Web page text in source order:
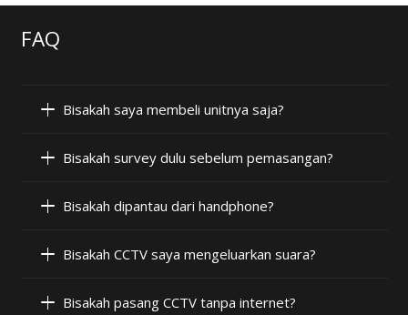
FAQ
Bisakah saya membeli unitnya saja?
Bisakah survey dulu sebelum pemasangan?
Bisakah dipantau dari handphone?
Bisakah CCTV saya mengeluarkan suara?
Bisakah pasang CCTV tanpa internet?